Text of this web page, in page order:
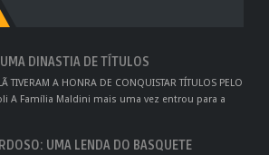
DINASTIA DE TÍTULOS
TIVERAM A HONRA DE CONQUISTAR TÍTULOS PELO
A Família Maldini mais uma vez entrou para a
UMA LENDA DO BASQUETE